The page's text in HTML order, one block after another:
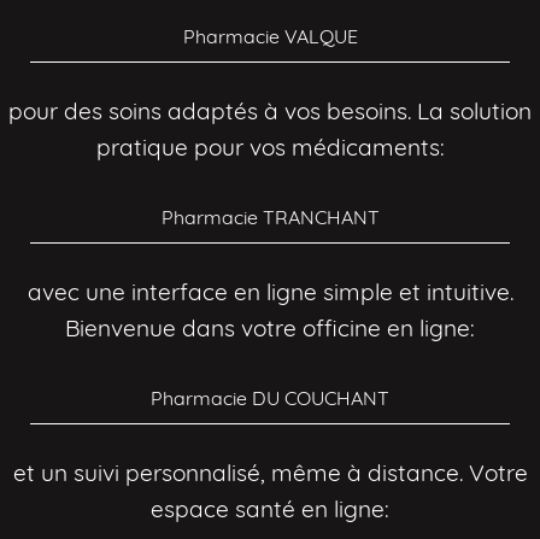
Pharmacie VALQUE
pour des soins adaptés à vos besoins. La solution
pratique pour vos médicaments:
Pharmacie TRANCHANT
avec une interface en ligne simple et intuitive.
Bienvenue dans votre officine en ligne:
Pharmacie DU COUCHANT
et un suivi personnalisé, même à distance. Votre
espace santé en ligne: